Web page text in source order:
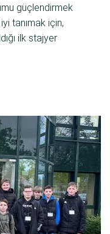
güçlendirmek
tanımak için,
ilk stajyer